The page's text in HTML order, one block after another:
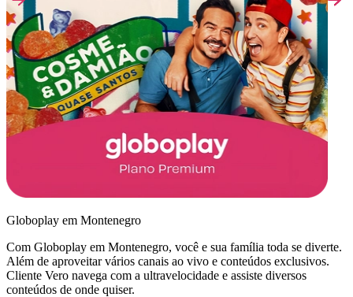
Globoplay em Montenegro
Com Globoplay em Montenegro, você e sua família toda se diverte.
Além de aproveitar vários canais ao vivo e conteúdos exclusivos.
Cliente Vero navega com a ultravelocidade e assiste diversos
conteúdos de onde quiser.